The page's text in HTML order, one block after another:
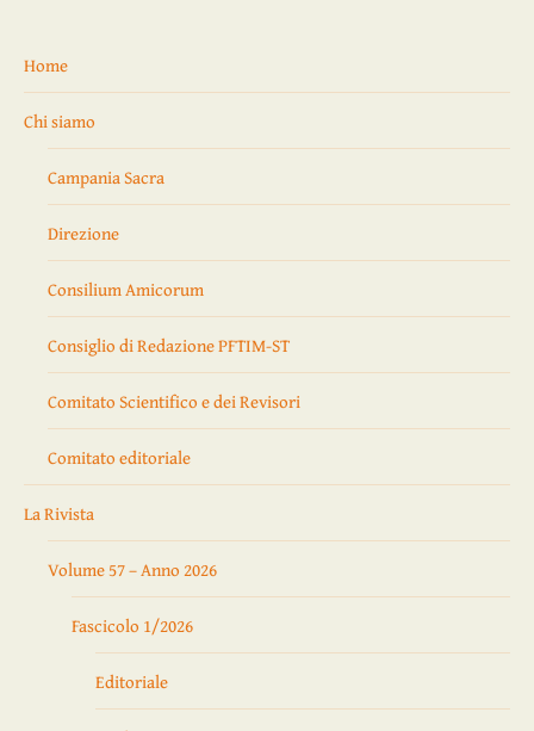
Home
Chi siamo
Campania Sacra
Direzione
Consilium Amicorum
Consiglio di Redazione PFTIM-ST
Comitato Scientifico e dei Revisori
Comitato editoriale
La Rivista
Volume 57 – Anno 2026
Fascicolo 1/2026
Editoriale